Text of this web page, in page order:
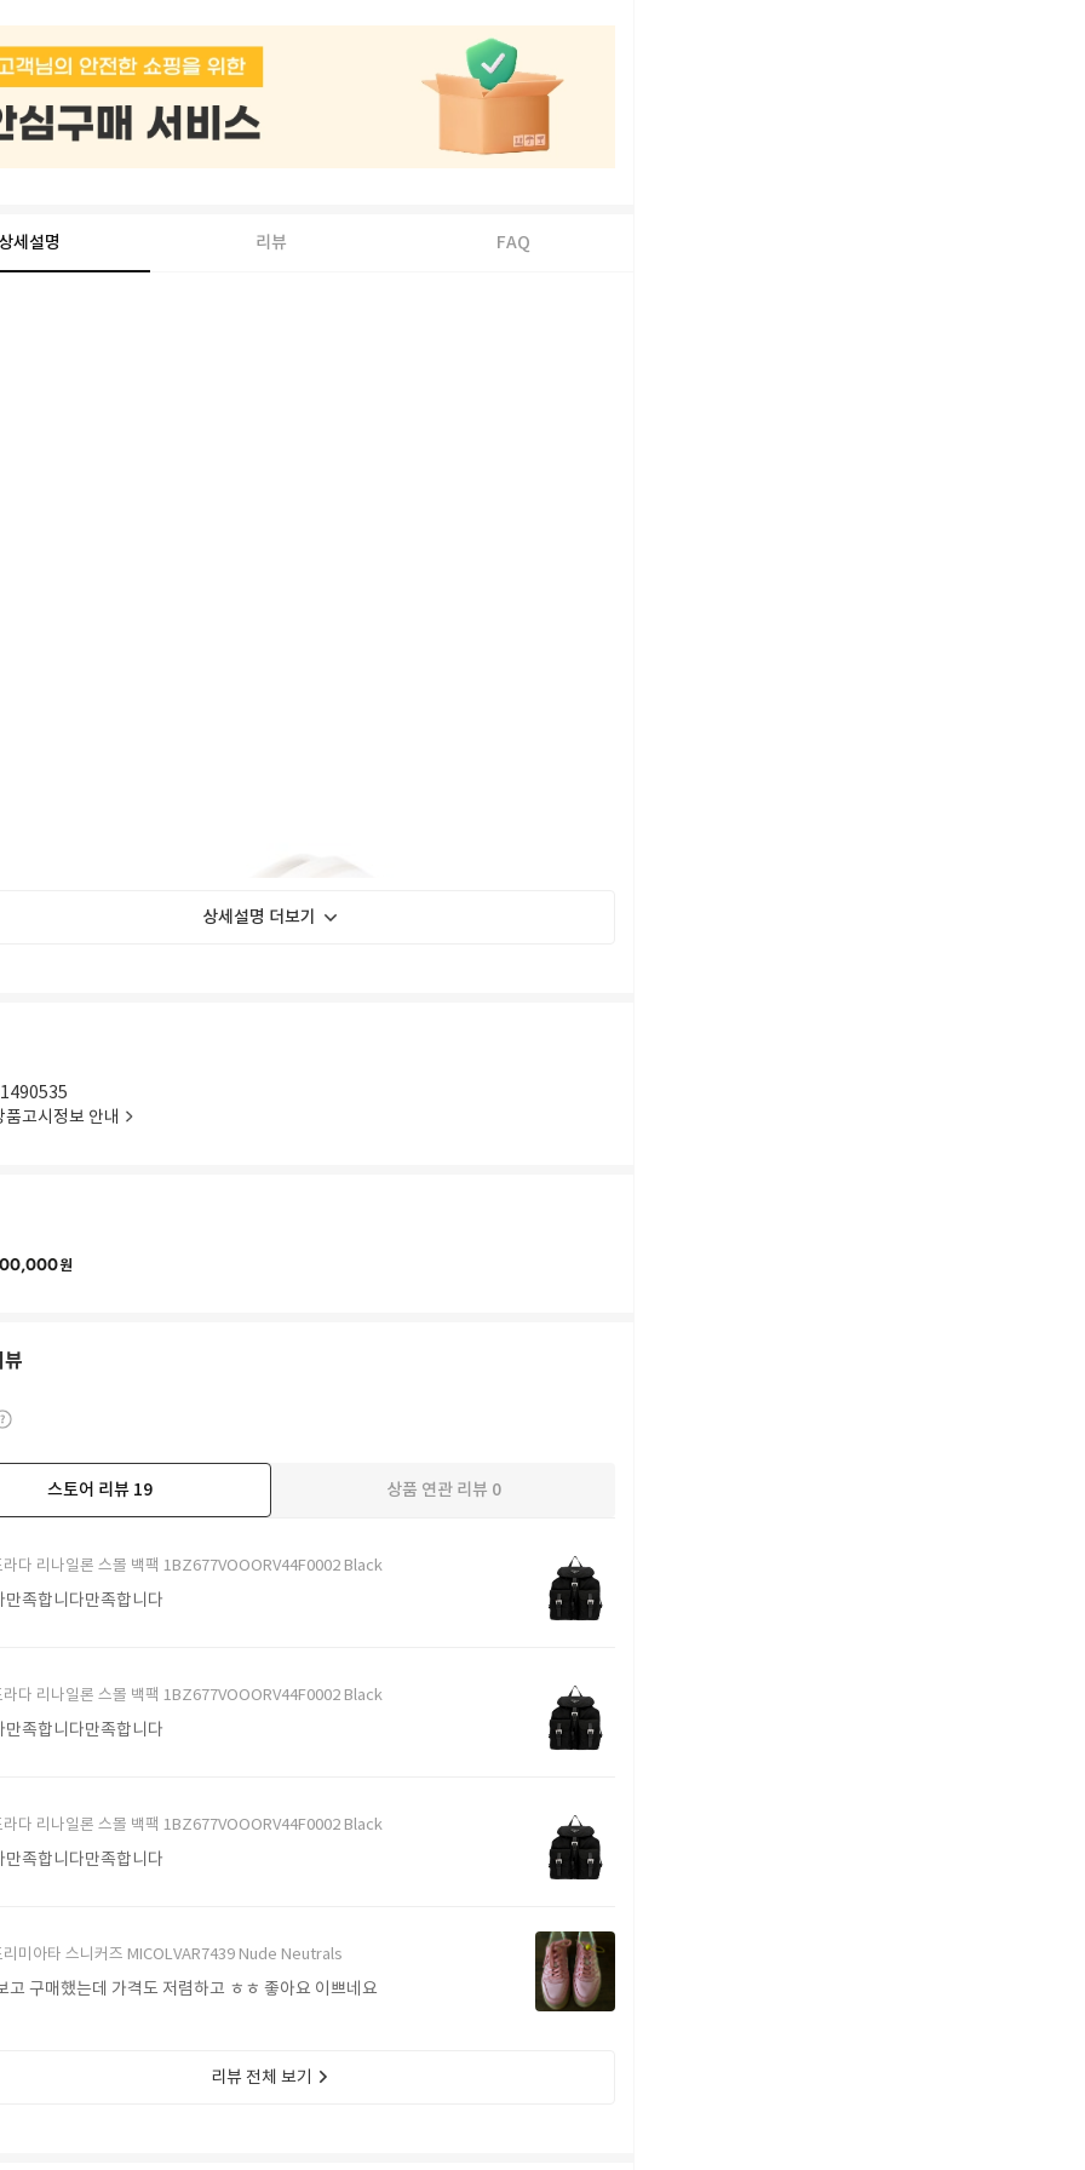
세설명 리뷰 FAQ
상세설명 더보기
품고시정보 안내
원
스토어 리뷰 19 상품 연관 리뷰 0
라다 리나일론 스몰 백팩 1BZ677VOOORV44F0002 Black
만족합니다만족합니다
라다 리나일론 스몰 백팩 1BZ677VOOORV44F0002 Black
만족합니다만족합니다
라다 리나일론 스몰 백팩 1BZ677VOOORV44F0002 Black
만족합니다만족합니다
리미아타 스니커즈 MICOLVAR7439 Nude Neutrals
고 구매했는데 가격도 저렴하고 ㅎㅎ 좋아요 이쁘네요
리뷰 전체 보기